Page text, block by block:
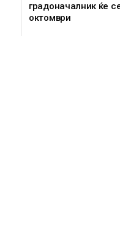
градоначалник ќе
октомври